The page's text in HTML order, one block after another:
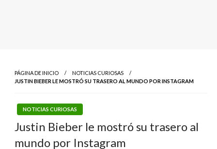
PÁGINA DE INICIO
NOTICIAS CURIOSAS
JUSTIN BIEBER LE MOSTRÓ SU TRASERO AL MUNDO POR INSTAGRAM
NOTICIAS CURIOSAS
Justin Bieber le mostró su trasero al
mundo por Instagram